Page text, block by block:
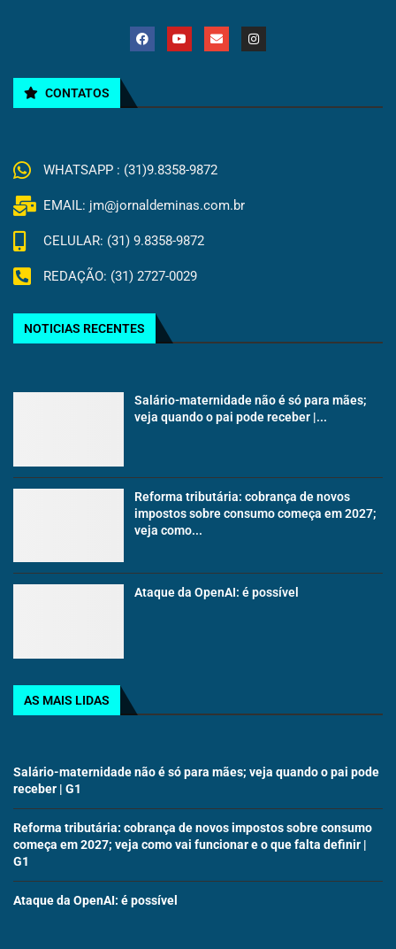
CONTATOS
WHATSAPP : (31)9.8358-9872
EMAIL: jm@jornaldeminas.com.br
CELULAR: (31) 9.8358-9872
REDAÇÃO: (31) 2727-0029
NOTICIAS RECENTES
Salário-maternidade não é só para mães;
veja quando o pai pode receber |...
Reforma tributária: cobrança de novos
impostos sobre consumo começa em 2027;
veja como...
Ataque da OpenAI: é possível
AS MAIS LIDAS
Salário-maternidade não é só para mães; veja quando o pai pode
receber | G1
Reforma tributária: cobrança de novos impostos sobre consumo
começa em 2027; veja como vai funcionar e o que falta definir |
G1
Ataque da OpenAI: é possível